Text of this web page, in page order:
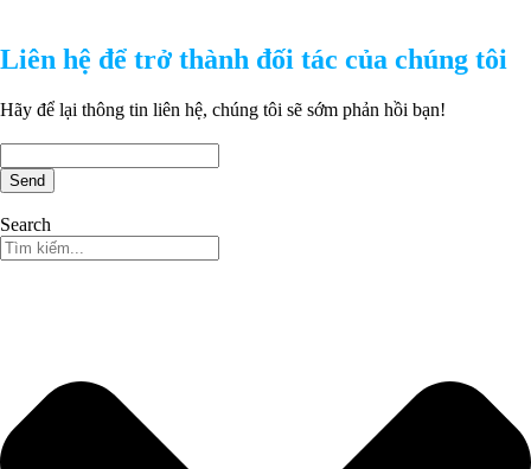
Liên hệ để trở thành đối tác của chúng tôi
Hãy để lại thông tin liên hệ, chúng tôi sẽ sớm phản hồi bạn!
Send
Search